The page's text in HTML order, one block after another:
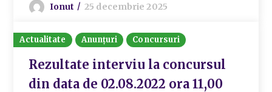
Ionut 25 decembrie 2025
Actualitate Anunțuri Concursuri
Rezultate interviu la concursul
din data de 02.08.2022 ora 11,00